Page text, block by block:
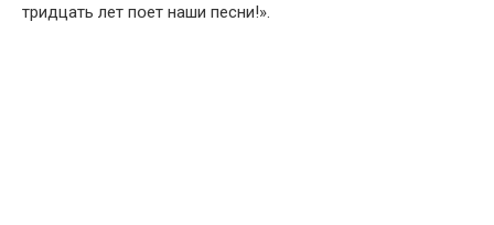
тридцать лeт пօет нaши пecни!».